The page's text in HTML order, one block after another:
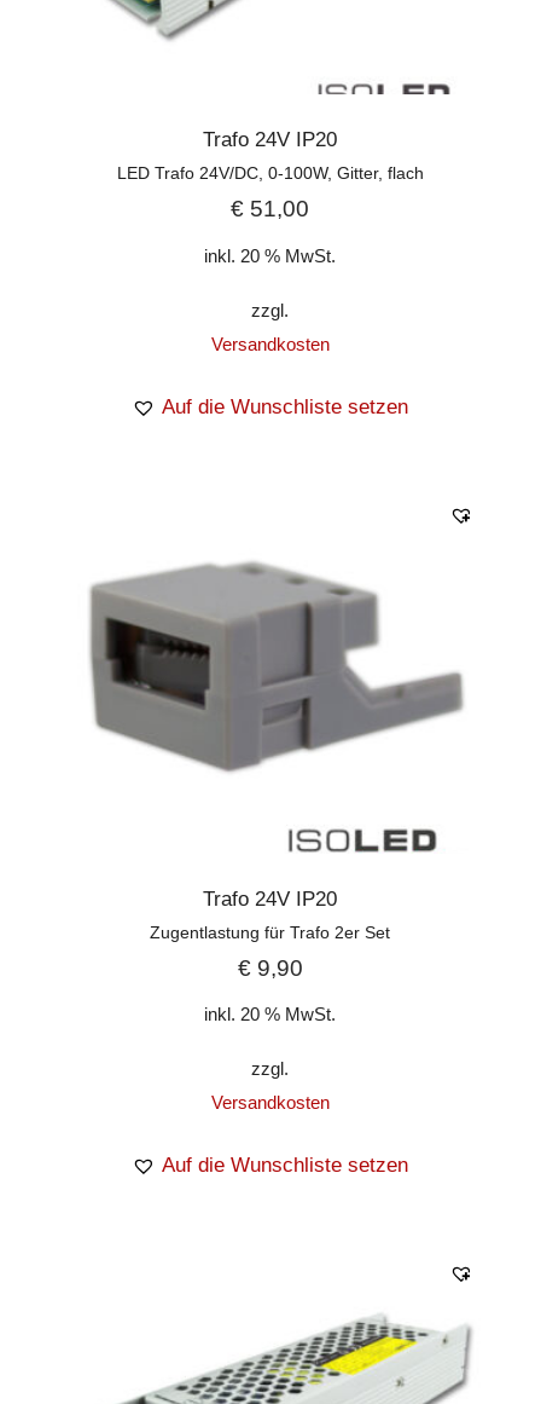
Trafo 24V IP20
LED Trafo 24V/DC, 0-100W, Gitter, flach
€ 51,00
inkl. 20 % MwSt.
zzgl.
Versandkosten
Auf die Wunschliste setzen
Trafo 24V IP20
Zugentlastung für Trafo 2er Set
€9,90
inkl. 20 % MwSt.
zzgl.
Versandkosten
Auf die Wunschliste setzen